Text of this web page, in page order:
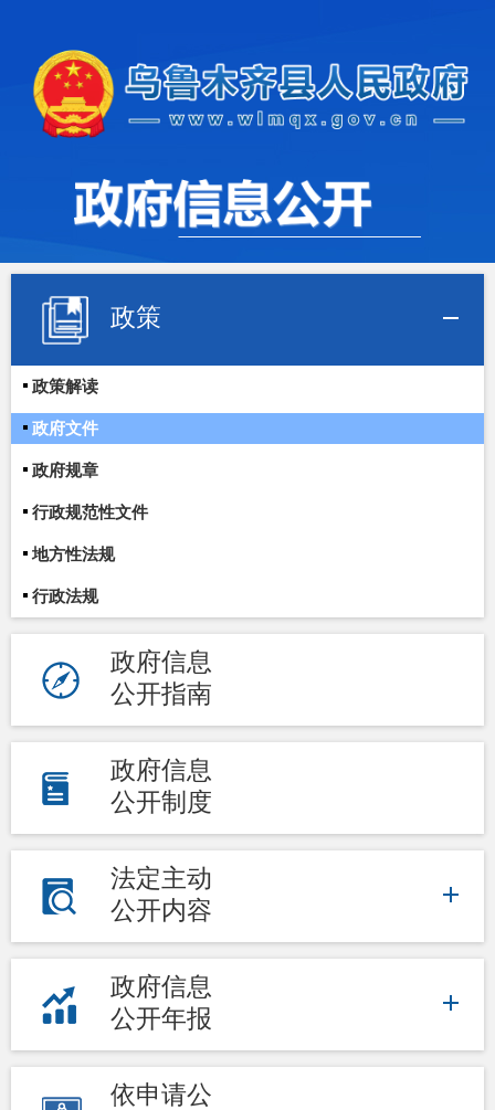
政策
政策解读
政府文件
政府规章
行政规范性文件
地方性法规
行政法规
政府信息
公开指南
政府信息
公开制度
法定主动
公开内容
政府信息
公开年报
依申请公